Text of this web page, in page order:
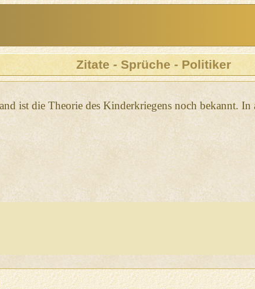
Zitate - Sprüche - Politiker
ist die Theorie des Kinderkriegens noch bekannt.